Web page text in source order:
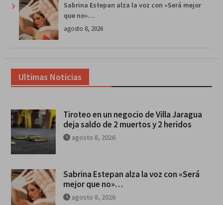
Sabrina Estepan alza la voz con «Será mejor
que no»…
agosto 8, 2026
Ultimas Noticias
Tiroteo en un negocio de Villa Jaragua
deja saldo de 2 muertos y 2 heridos
agosto 8, 2026
Sabrina Estepan alza la voz con «Será
mejor que no»…
agosto 8, 2026